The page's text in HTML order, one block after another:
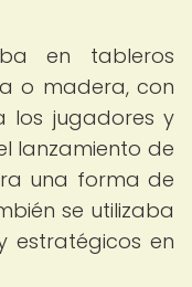
en tableros
o madera, con
los jugadores y
lanzamiento de
una forma de
se utilizaba
estratégicos en